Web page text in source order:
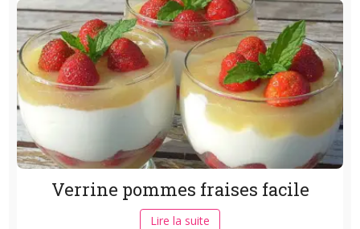
Verrine pommes fraises facile
Lire la suite